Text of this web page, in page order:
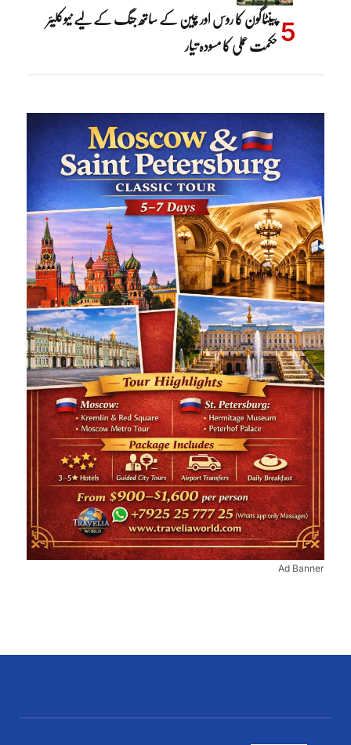
پینٹاگون کا روس اور چین کے ساتھ جنگ کے لیے نیوکلیئر
حکمت عملی کا مسودہ تیار
Ad Banner